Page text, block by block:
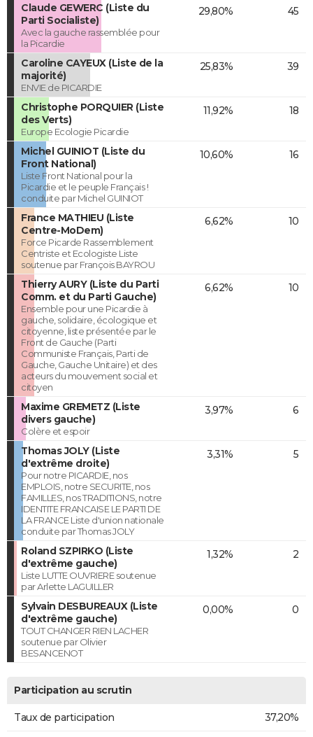
Claude GEWERC (Liste du
Parti Socialiste)
Avec la gauche rassemblée pour
la Picardie
29,80% 45
Caroline CAYEUX (Liste de la
majorité)
ENVIE de PICARDIE
25,83% 39
Christophe PORQUIER (Liste
des Verts)
Europe Ecologie Picardie
11,92% 18
Michel GUINIOT (Liste du
Front National)
Liste Front National pour la
Picardie et le peuple Français !
conduite par Michel GUINIOT
10,60% 16
France MATHIEU (Liste
Centre-MoDem)
Force Picarde Rassemblement
Centriste et Ecologiste Liste
soutenue par François BAYROU
6,62% 10
Thierry AURY (Liste du Parti
Comm. et du Parti Gauche)
Ensemble pour une Picardie à
gauche, solidaire, écologique et
citoyenne, liste présentée par le
Front de Gauche (Parti
Communiste Français, Parti de
Gauche, Gauche Unitaire) et des
acteurs du mouvement social et
citoyen
6,62% 10
Maxime GREMETZ (Liste
divers gauche)
Colère et espoir
3,97% 6
Thomas JOLY (Liste
d'extrême droite)
Pour notre PICARDIE, nos
EMPLOIS, notre SECURITE, nos
FAMILLES, nos TRADITIONS, notre
IDENTITE FRANCAISE LE PARTI DE
LA FRANCE Liste d'union nationale
conduite par Thomas JOLY
3,31% 5
Roland SZPIRKO (Liste
d'extrême gauche)
Liste LUTTE OUVRIERE soutenue
par Arlette LAGUILLER
1,32% 2
Sylvain DESBUREAUX (Liste
d'extrême gauche)
TOUT CHANGER RIEN LACHER
soutenue par Olivier
BESANCENOT
0,00% 0
Participation au scrutin
Taux de participation 37,20%